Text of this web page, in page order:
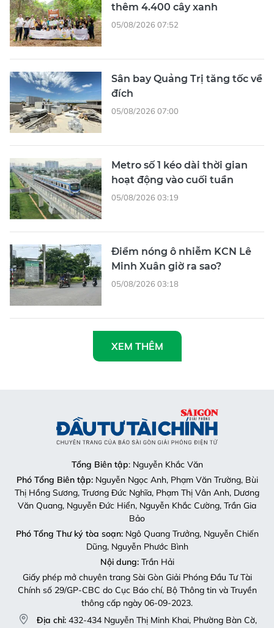
thêm 4.400 cây xanh
05/08/2026 07:52
Sân bay Quảng Trị tăng tốc về
đích
05/08/2026 07:00
Metro số 1 kéo dài thời gian
hoạt động vào cuối tuần
05/08/2026 03:19
Điểm nóng ô nhiễm KCN Lê
Minh Xuân giờ ra sao?
05/08/2026 03:18
XEM THÊM
Tổng Biên tập: Nguyễn Khắc Văn
Phó Tổng Biên tập:Nguyễn Ngọc Anh, Phạm Văn Trường, Bùi
Thị Hồng Sương, Trương Đức Nghĩa, Phạm Thị Vân Anh, Dương
Văn Quang, Nguyễn Đức Hiển, Nguyễn Khắc Cường, Trần Gia
Bảo
Phó Tổng Thư ký tòa soạn:Ngô Quang Trưởng, Nguyễn Chiến
Dũng, Nguyễn Phước Bình
Nội dung:Trần Hải
Giấy phép mở chuyên trang Sài Gòn Giải Phóng Đầu Tư Tài
Chính số 29/GP-CBC do Cục Báo chí, Bộ Thông tin và Truyền
thông cấp ngày 06-09-2023.
Địa chỉ: 432-434 Nguyễn Thị Minh Khai, Phường Bàn Cờ,